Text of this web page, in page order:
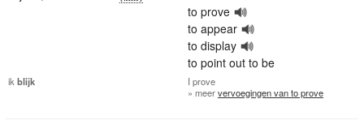
to prove
to appear
to display
to point out to be
ik blijk I prove
» meervervoegingen van to prove